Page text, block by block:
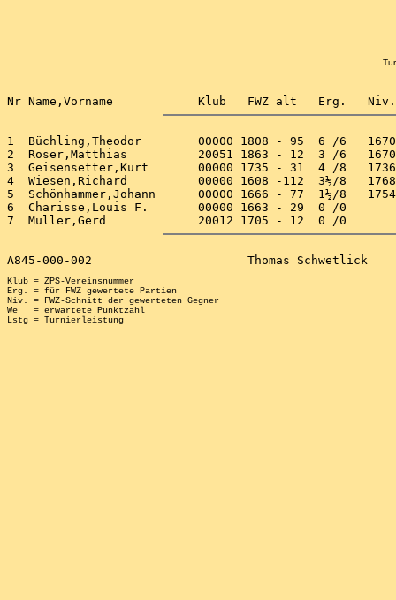
1  Büchling,Theodor        00000 1808 - 95  6 /6
2  Roser,Matthias          20051 1863 - 12  3 /6
3  Geisensetter,Kurt       00000 1735 - 31  4 /8
4  Wiesen,Richard          00000 1608 -112  3½/8
5  Schönhammer,Johann      00000 1666 - 77  1½/8
6  Charisse,Louis F.       00000
Klub = ZPS-Vereinsnummer
Erg. = für FWZ gewertete Partien
Niv. = FWZ-Schnitt der gewerteten Gegner
We   = erwartete Punktzahl